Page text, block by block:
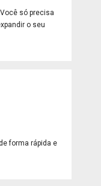
só precisa
o seu
forma rápida e